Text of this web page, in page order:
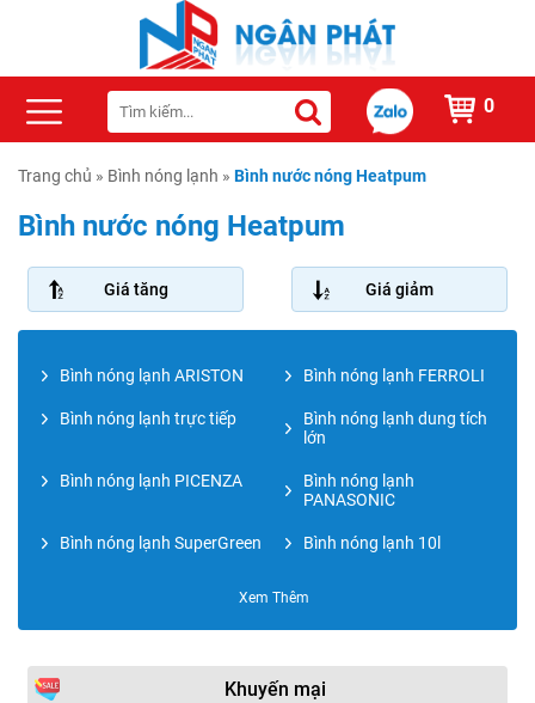
0
Trang chủ » Bình nóng lạnh » Bình nước nóng Heatpum
Bình nước nóng Heatpum
Giá tăng Giá giảm
Bình nóng lạnh ARISTON Bình nóng lạnh FERROLI
Bình nóng lạnh trực tiếp
Bình nóng lạnh dung tích
lớn
Bình nóng lạnh PICENZA
Bình nóng lạnh
PANASONIC
Bình nóng lạnh SuperGreen Bình nóng lạnh 10l
Bình nóng lạnh CENTON Bình nóng lạnh Rheem
Bình nóng lạnh 15l
Bình nóng lạnh RAPIDO
OBEL
Xem Thêm
Khuyến mại